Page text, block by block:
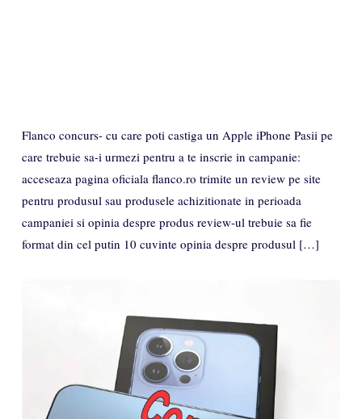
Flanco concurs- cu care poti castiga un Apple iPhone Pasii pe
care trebuie sa-i urmezi pentru a te inscrie in campanie:
acceseaza pagina oficiala flanco.ro trimite un review pe site
pentru produsul sau produsele achizitionate in perioada
campaniei si opinia despre produs review-ul trebuie sa fie
format din cel putin 10 cuvinte opinia despre produsul […]